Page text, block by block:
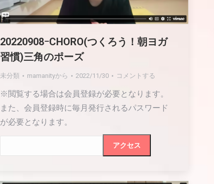
20220908ｰCHORO(つくろう！朝ヨガ
習慣)三角のポーズ
未分類 mamanityから 2022/11/30 コメントする
※閲覧する場合は会員登録が必要となります。
また、会員登録時に毎月発行されるパスワード
が必要となります。